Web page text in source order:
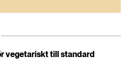
vegetariskt till standard